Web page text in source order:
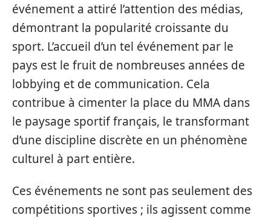
événement a attiré l’attention des médias,
démontrant la popularité croissante du
sport. L’accueil d’un tel événement par le
pays est le fruit de nombreuses années de
lobbying et de communication. Cela
contribue à cimenter la place du MMA dans
le paysage sportif français, le transformant
d’une discipline discrète en un phénomène
culturel à part entière.
Ces événements ne sont pas seulement des
compétitions sportives ; ils agissent comme